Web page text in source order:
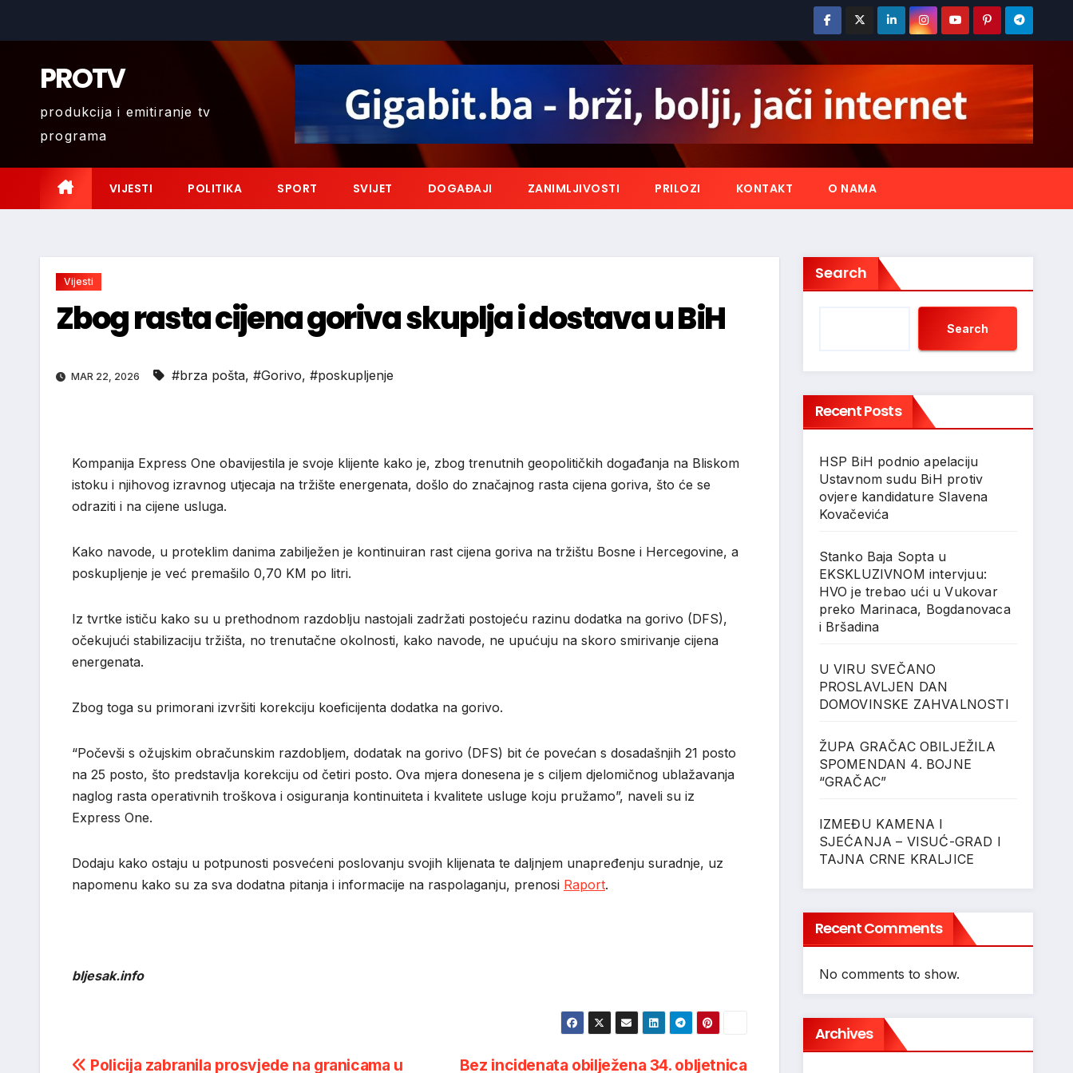
PROTV
produkcija i emitiranje tv
programa
VIJESTI POLITIKA SPORT SVIJET DOGAĐAJI ZANIMLJIVOSTI PRILOZI KONTAKT O NAMA
Vijesti
Zbog rasta cijena goriva skuplja i dostava u BiH
MAR 22, 2026 #brza pošta, #Gorivo, #poskupljenje
Kompanija Express One obavijestila je svoje klijente kako je, zbog trenutnih geopolitičkih događanja na Bliskom
istoku i njihovog izravnog utjecaja na tržište energenata, došlo do značajnog rasta cijena goriva, što će se
odraziti i na cijene usluga.
Kako navode, u proteklim danima zabilježen je kontinuiran rast cijena goriva na tržištu Bosne i Hercegovine, a
poskupljenje je već premašilo 0,70 KM po litri.
Iz tvrtke ističu kako su u prethodnom razdoblju nastojali zadržati postojeću razinu dodatka na gorivo (DFS),
očekujući stabilizaciju tržišta, no trenutačne okolnosti, kako navode, ne upućuju na skoro smirivanje cijena
energenata.
Zbog toga su primorani izvršiti korekciju koeficijenta dodatka na gorivo.
“Počevši s ožujskim obračunskim razdobljem, dodatak na gorivo (DFS) bit će povećan s dosadašnjih 21 posto
na 25 posto, što predstavlja korekciju od četiri posto. Ova mjera donesena je s ciljem djelomičnog ublažavanja
naglog rasta operativnih troškova i osiguranja kontinuiteta i kvalitete usluge koju pružamo”, naveli su iz
Express One.
Dodaju kako ostaju u potpunosti posvećeni poslovanju svojih klijenata te daljnjem unapređenju suradnje, uz
napomenu kako su za sva dodatna pitanja i informacije na raspolaganju, prenosi Raport.
bljesak.info
Bez incidenata obilježena 34. obljetnica
Policija zabranila prosvjede na granicama u
Search
Search
Recent Posts
HSP BiH podnio apelaciju
Ustavnom sudu BiH protiv
ovjere kandidature Slavena
Kovačevića
Stanko Baja Sopta u
EKSKLUZIVNOM intervjuu:
HVO je trebao ući u Vukovar
preko Marinaca, Bogdanovaca
i Bršadina
U VIRU SVEČANO
PROSLAVLJEN DAN
DOMOVINSKE ZAHVALNOSTI
ŽUPA GRAČAC OBILJEŽILA
SPOMENDAN 4. BOJNE
“GRAČAC”
IZMEĐU KAMENA I
SJEĆANJA – VISUĆ-GRAD I
TAJNA CRNE KRALJICE
Recent Comments
No comments to show.
Archives